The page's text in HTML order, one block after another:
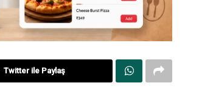
Twitter ile Paylaş